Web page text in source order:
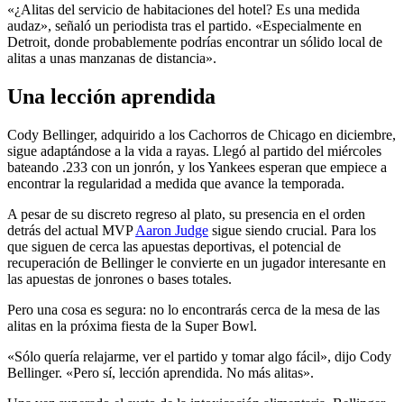
«¿Alitas del servicio de habitaciones del hotel? Es una medida
audaz», señaló un periodista tras el partido. «Especialmente en
Detroit, donde probablemente podrías encontrar un sólido local de
alitas a unas manzanas de distancia».
Una lección aprendida
Cody Bellinger, adquirido a los Cachorros de Chicago en diciembre,
sigue adaptándose a la vida a rayas. Llegó al partido del miércoles
bateando .233 con un jonrón, y los Yankees esperan que empiece a
encontrar la regularidad a medida que avance la temporada.
A pesar de su discreto regreso al plato, su presencia en el orden
detrás del actual MVPAaron Judge sigue siendo crucial. Para los
que siguen de cerca las apuestas deportivas, el potencial de
recuperación de Bellinger le convierte en un jugador interesante en
las apuestas de jonrones o bases totales.
Pero una cosa es segura: no lo encontrarás cerca de la mesa de las
alitas en la próxima fiesta de la Super Bowl.
«Sólo quería relajarme, ver el partido y tomar algo fácil», dijo Cody
Bellinger. «Pero sí, lección aprendida. No más alitas».